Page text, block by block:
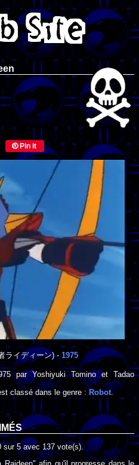
Pin it
ライディーン) - 1975
par Yoshiyuki Tomino et Tadao
classé dans le genre : Robot.
sur 5avec 137 vote(s).